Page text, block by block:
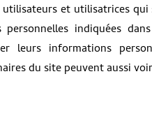
utilisateurs et utilisatrices
personnelles indiquées
leurs informations
du site peuvent aussi